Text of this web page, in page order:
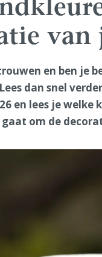
en ben je
dan snel
en lees je
gaat om de